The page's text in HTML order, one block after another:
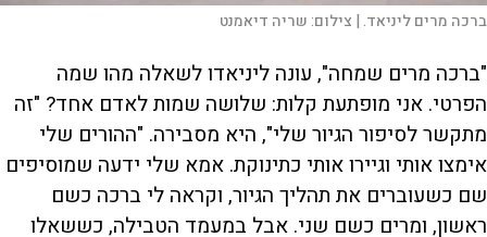
ברכה מרים ליניאד. | צילום:שריה דיאמנט
"ברכה מרים שמחה", עונה ליניאדו לשאלה מהו שמה
הפרטי. אני מופתעת קלות: שלושה שמות לאדם אחד? "זה
מתקשר לסיפור הגיור שלי", היא מסבירה. "ההורים שלי
אימצו אותי וגיירו אותי כתינוקת. אמא שלי ידעה שמוסיפים
שם כשעוברים את תהליך הגיור, וקראה לי ברכה כשם
ראשון, ומרים כשם שני. אבל במעמד הטבילה, כששאלו